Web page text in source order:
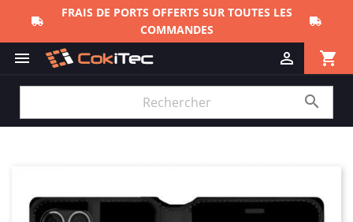
FRAIS DE PORTS OFFERTS SUR TOUTES LES
COMMANDES
 shopping_cart

